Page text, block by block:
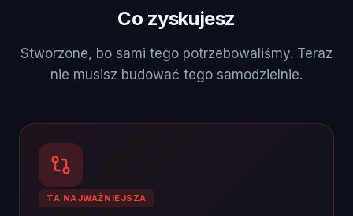
Co zyskujesz
Stworzone, bo sami tego potrzebowaliśmy. Teraz
nie musisz budować tego samodzielnie.
TA NAJWAŻNIEJSZA